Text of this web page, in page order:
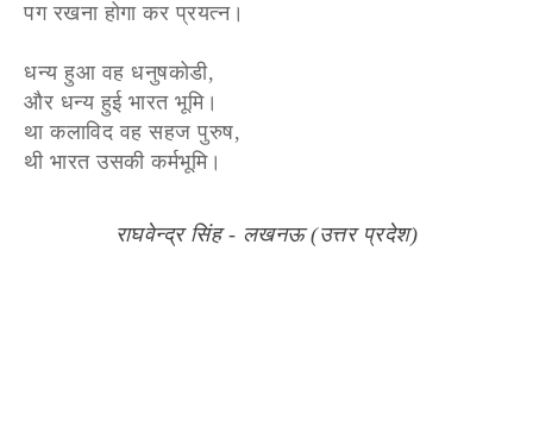
पग रखना होगा कर प्रयत्न।
धन्य हुआ वह धनुषकोडी,
और धन्य हुई भारत भूमि।
था कलाविद वह सहज पुरुष,
थी भारत उसकी कर्मभूमि।
राघवेन्द्र सिंह - लखनऊ (उत्तर प्रदेश)